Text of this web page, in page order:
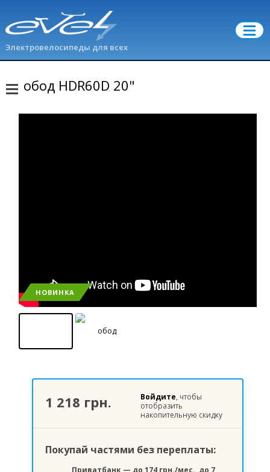
Электровелосипеды для всех
обод HDR60D 20"
НОВИНКА
1 218 грн. Войдите, чтобы
отобразить
накопительную скидку
Покупай частями без переплаты:
Приватбанк — до 174 грн./мес., до 7